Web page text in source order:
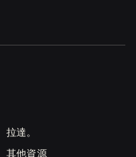
拉達。
其他資源